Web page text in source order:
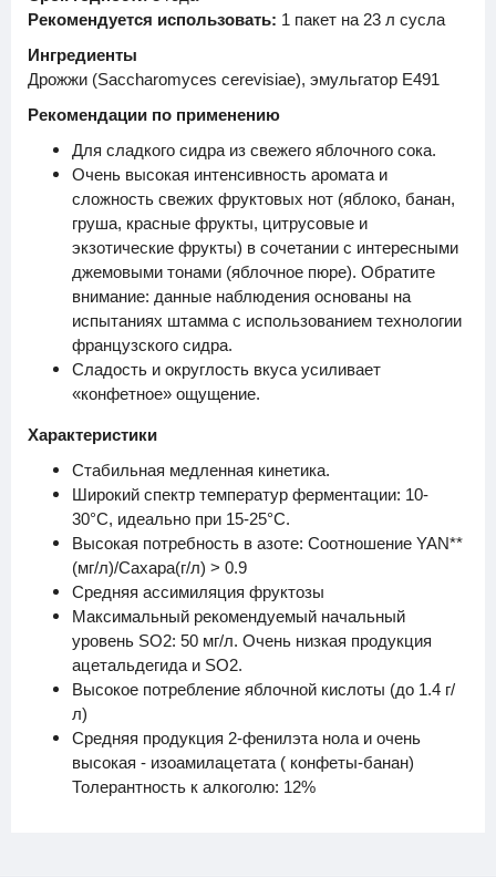
Рекомендуется использовать: 1 пакет на 23 л сусла
Ингредиенты
Дрожжи (Saccharomyces cerevisiae), эмульгатор E491
Рекомендации по применению
Для сладкого сидра из свежего яблочного сока.
Очень высокая интенсивность аромата и
сложность свежих фруктовых нот (яблоко, банан,
груша, красные фрукты, цитрусовые и
экзотические фрукты) в сочетании с интересными
джемовыми тонами (яблочное пюре). Обратите
внимание: данные наблюдения основаны на
испытаниях штамма с использованием технологии
французского сидра.
Сладость и округлость вкуса усиливает
«конфетное» ощущение.
Характеристики
Стабильная медленная кинетика.
Широкий спектр температур ферментации: 10-
30°C, идеально при 15-25°C.
Высокая потребность в азоте: Соотношение YAN**
(мг/л)/Сахара(г/л) > 0.9
Средняя ассимиляция фруктозы
Максимальный рекомендуемый начальный
уровень SO2: 50 мг/л. Очень низкая продукция
ацетальдегида и SO2.
Высокое потребление яблочной кислоты (до 1.4 г/
л)
Средняя продукция 2-фенилэта нола и очень
высокая - изоамилацетата ( конфеты-банан)
Толерантность к алкоголю: 12%